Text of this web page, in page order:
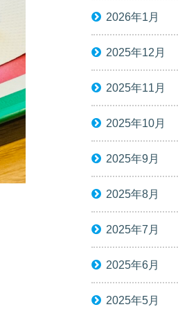
2026年1月
2025年12月
2025年11月
2025年10月
2025年9月
2025年8月
2025年7月
2025年6月
2025年5月